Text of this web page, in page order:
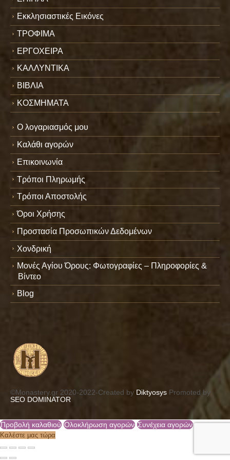
Εκκλησιαστικές Εικόνες
ΤΡΟΦΙΜΑ
ΕΡΓΟΧΕΙΡΑ
ΚΑΛΛΥΝΤΙΚΑ
ΒΙΒΛΙΑ
ΚΟΣΜΗΜΑΤΑ
Ο λογαριασμός μου
Καλάθι αγορών
Επικοινωνία
Τρόποι Πληρωμής
Τρόποι Αποστολής
Όροι Χρήσης
Προστασία Προσωπικών Δεδομένων
Χονδρική
Μονές Αγίου Όρους: Φωτογραφίες – Πληροφορίες &
Βίντεο
Blog
©Monastery.gr 2020-2022-Created by Diktyosys Promoted by
SEO DOMINATOR
Προβολή καλαθιού Ολοκλήρωση αγορών Συνέχεια αγορών
Καλέστε μας τώρα